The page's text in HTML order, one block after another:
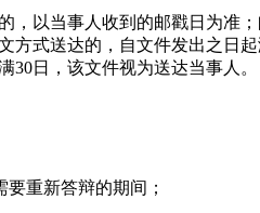
以当事人收到的邮戳日为准
式送达的，自文件发出之日
日，该文件视为送达当事人。
重新答辩的期间；